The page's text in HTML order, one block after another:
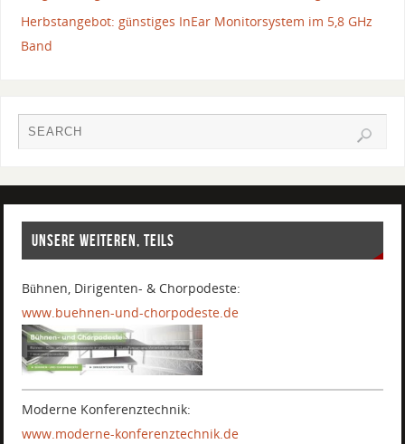
Herbstangebot: günstiges InEar Monitorsystem im 5,8 GHz
Band
UNSERE WEITEREN, TEILS
Bühnen, Dirigenten- & Chorpodeste:
www.buehnen-und-chorpodeste.de
Moderne Konferenztechnik:
www.moderne-konferenztechnik.de